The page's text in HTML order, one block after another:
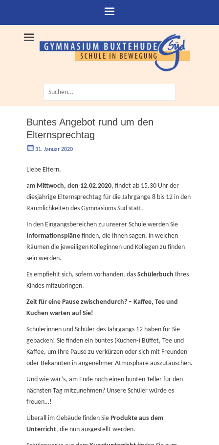
Suche
nach:
Buntes Angebot rund um den
Elternsprechtag
Geschrieben
31. Januar 2020
Liebe Eltern,
am Mittwoch, den 12.02.2020, findet ab 15.30 Uhr der
diesjährige Elternsprechtag für die Jahrgänge 8 bis 12 in den
Räumlichkeiten des Gymnasiums Süd statt.
In den Eingangsbereichen zu unserer Schule werden Sie
Informationspläne finden, die Ihnen sagen, in welchen
Räumen die jeweiligen Kolleginnen und Kollegen zu finden
sein werden.
Es empfiehlt sich, sofern vorhanden, das Schülerbuch Ihres
Kindes mitzubringen.
Zeit für eine Pause zwischendurch? – Kaffee, Tee und
Kuchen warten auf Sie!
Schülerinnen und Schüler des Jahrgangs 12 haben für Sie
gebacken! Sie finden ein buntes (Kuchen-) Büffet, Tee und
Kaffee, um Ihre Pause zu verkürzen oder sich mit Freunden
oder Bekannten in angenehmer Atmosphäre auszutauschen.
Und wie wär’s, am Ende noch einen bunten Teller für den
nächsten Tag mitzunehmen? Unsere Schüler würde es
freuen…!
Überall im Gebäude finden Sie Produkte aus dem
Unterricht, die nun ausgestellt werden.